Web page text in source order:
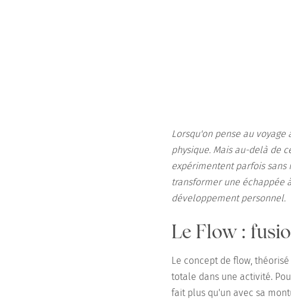
Lorsqu'on pense au
physique. Mais au-delà de
expérimentent parfois sans
transformer une échappée
développement personnel.
Le Flow :
Le concept de flow,
totale dans une activité.
fait plus qu'un avec sa